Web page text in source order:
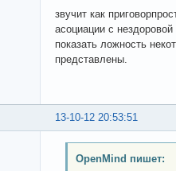
звучит как
асоциации с
показать ложность
представлены.
13-10-12 20:53:51
OpenMind пишет: